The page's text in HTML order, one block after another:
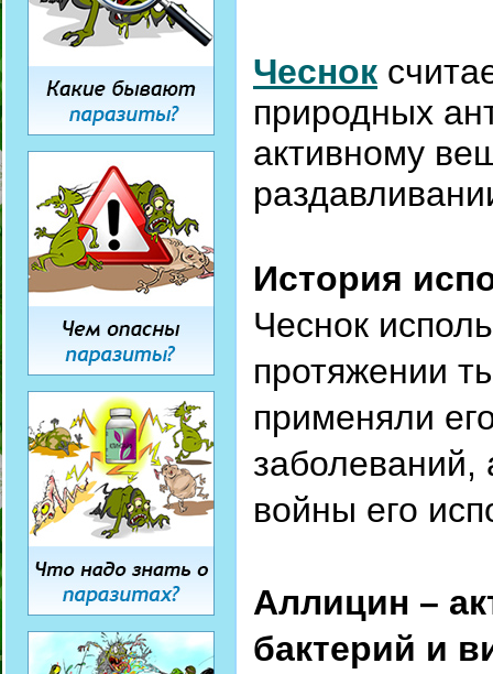
Чеснок
природных
активному
История
Чеснок
протяжении
применяли
войны его
Аллицин –
бактерий и